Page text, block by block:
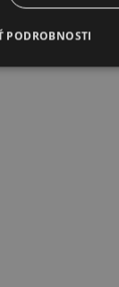
PODROBNOSTI